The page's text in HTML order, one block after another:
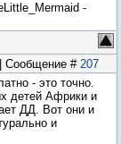
-
Сообщение # 207
- это точно.
детей Африки и
ДД. Вот они и
и